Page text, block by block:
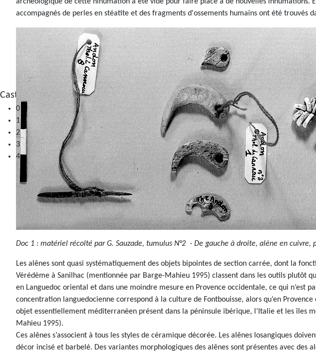
Castellaras de la Malle (Saint-Vallier-de-Thiey)
0
1
2
3
4
accompagnés de perles en stéatite et des fragments d'ossements humains ont été trouvés
Doc 1 : matériel récolté par G. Sauzade, tumulus N°2 - De gauche à droite, alène en
Les alênes sont quasi systématiquement des objets bipointes de section carrée, dont la
Vérédème à Sanilhac (mentionnée par Barge-Mahieu 1995) classent dans les outils
en Languedoc oriental et dans une moindre mesure en Provence occidentale, ce qui n’est
concentration languedocienne correspond à la culture de Fontbouisse, alors qu’en
objet essentiellement méditerranéen présent dans la péninsule ibérique, l’Italie et les îles
Mahieu 1995).
Ces alênes s’associent à tous les styles de céramique décorée. Les alênes losangiques
décor incisé et barbelé. Des variantes morphologiques des alênes sont présentes avec des